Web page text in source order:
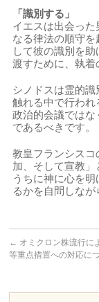
「識別する」
イエスは出会っ
なる律法の順守
して彼の識別を
渡すために、執着
シノドスは霊的
触れる中で行わ
政治的会議では
であるべきです。
教皇フランシス
加、そして宣教
うちに神に心を
るかを自問しなが
← オミクロン株流行に
等重点措置への対応に